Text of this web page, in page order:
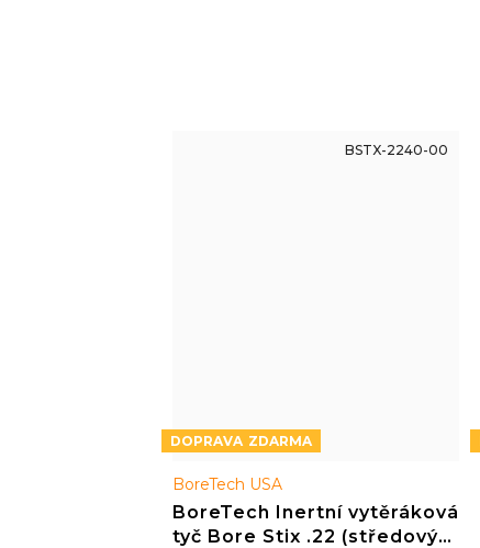
ZDARMA
BoreTech USA
BoreTech Inertní vytěráková
tyč Bore Stix .22 (středový
BSTX-2240-00